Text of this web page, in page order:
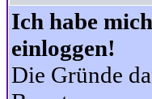
Ich habe
einloggen!
Die Gründe